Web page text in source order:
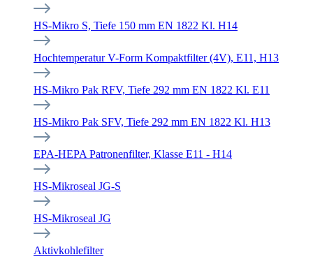
HS-Mikro S, Tiefe 150 mm EN 1822 Kl. H14
Hochtemperatur V-Form Kompaktfilter (4V), E11, H13
HS-Mikro Pak RFV, Tiefe 292 mm EN 1822 Kl. E11
HS-Mikro Pak SFV, Tiefe 292 mm EN 1822 Kl. H13
EPA-HEPA Patronenfilter, Klasse E11 - H14
HS-Mikroseal JG-S
HS-Mikroseal JG
Aktivkohlefilter